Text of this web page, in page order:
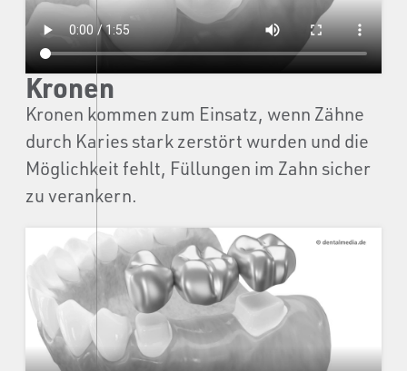
Kronen
Kronen kommen zum Einsatz, wenn Zähne
durch Karies stark zerstört wurden und die
Möglichkeit fehlt, Füllungen im Zahn sicher
zu verankern.